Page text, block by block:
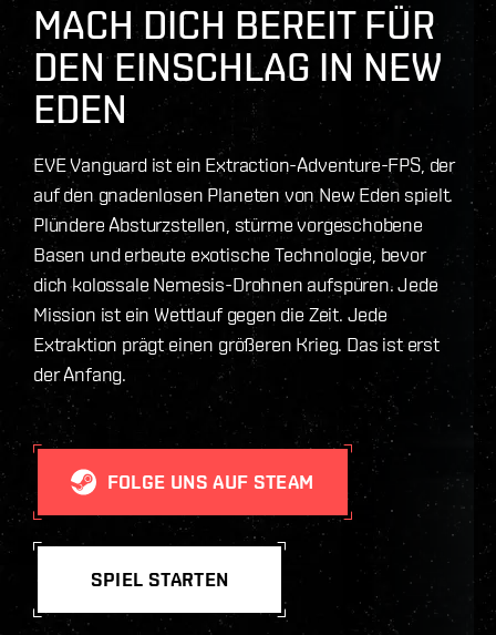
MACH DICH BEREIT FÜR
DEN EINSCHLAG IN NEW
EDEN
EVE Vanguard ist ein Extraction-Adventure-FPS, der
auf den gnadenlosen Planeten von New Eden spielt.
Plündere Absturzstellen, stürme vorgeschobene
Basen und erbeute exotische Technologie, bevor
dich kolossale Nemesis-Drohnen aufspüren. Jede
Mission ist ein Wettlauf gegen die Zeit. Jede
Extraktion prägt einen größeren Krieg. Das ist erst
der Anfang.
FOLGE UNS AUF STEAM
SPIEL STARTEN